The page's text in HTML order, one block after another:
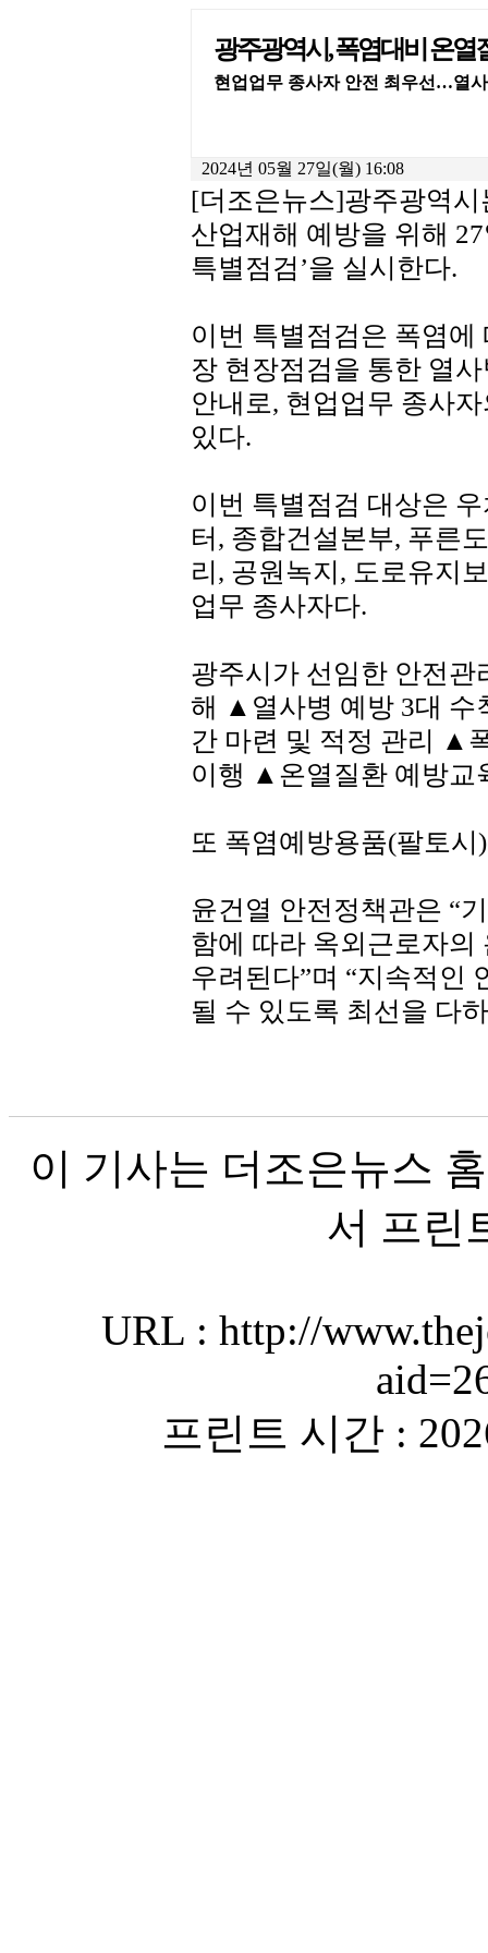
광주광역시, 폭염대비 온열
현업업무 종사자 안전 최우선…열
2024년 05월 27일(월) 16:08
[더조은뉴스]광주광역
산업재해 예방을 위해
특별점검’을 실시한다.
이번 특별점검은 폭염
장 현장점검을 통한 열
안내로, 현업업무 종사
있다.
이번 특별점검 대상은
터, 종합건설본부, 푸른
리, 공원녹지, 도로유지
업무 종사자다.
광주시가 선임한 안전
해 ▲열사병 예방 3대 수
간 마련 및 적정 관리 ▲
이행 ▲온열질환 예방교
또 폭염예방용품(팔토
윤건열 안전정책관은 “
함에 따라 옥외근로자
우려된다”며 “지속적인
될 수 있도록 최선을 다
이 기사는 더조은뉴스
서 프린
URL : http://
프린트 시간 :